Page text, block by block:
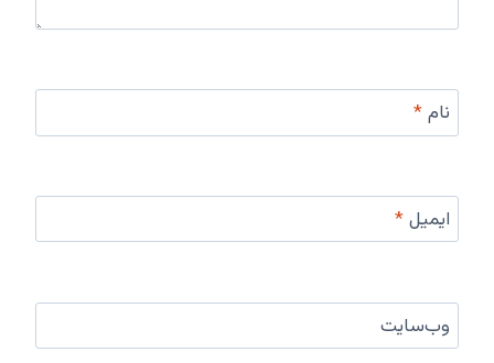
نام*
ایمیل*
وب‌سایت